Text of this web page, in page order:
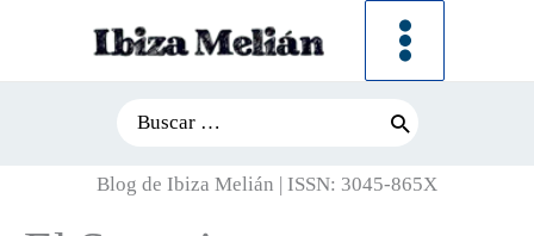
for:
Blog de Ibiza Melián | ISSN: 3045-865X